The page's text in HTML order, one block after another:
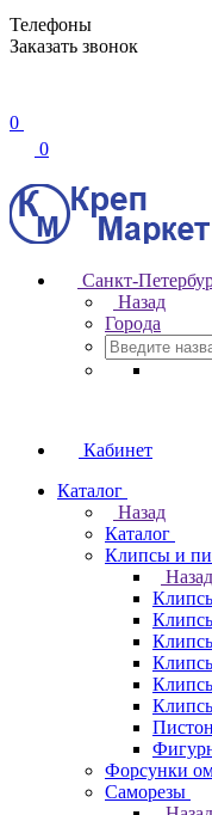
Телефоны
Заказать звонок
0
0
Санкт-
Назад
Города
Кабинет
Каталог
Назад
Каталог
Клипсы и
Назад
Форсунки
Саморезы